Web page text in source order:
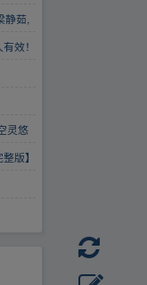
静茹,
】等
效！
灵悠
版】